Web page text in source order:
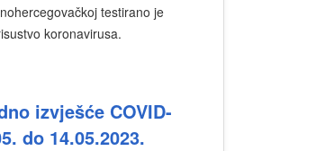
testirano je
koronavirusa.
izvješće COVID-
do 14.05.2023.